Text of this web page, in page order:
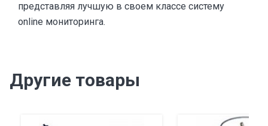
представляя лучшую в своем классе систему
online мониторинга.
Другие товары